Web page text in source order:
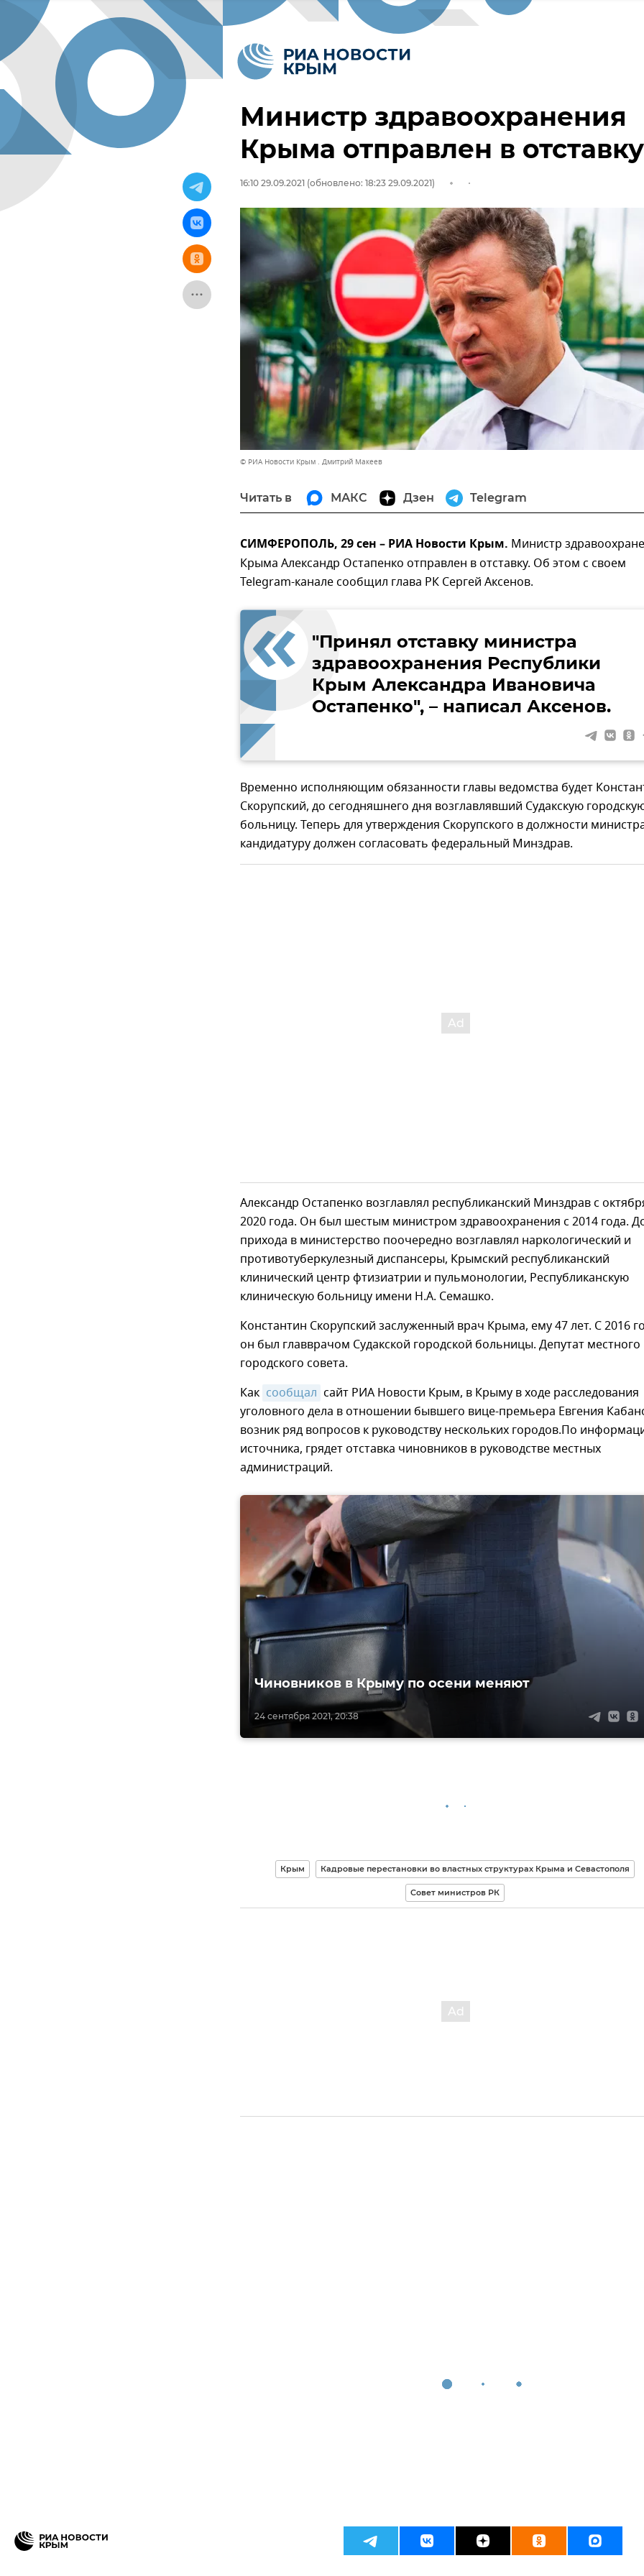
Министр здравоохранения
Крыма отправлен в отставку
16:10 29.09.2021 (обновлено: 18:23 29.09.2021)
© РИА Новости Крым . Дмитрий Макеев
Читать в МАКС Дзен Telegram
СИМФЕРОПОЛЬ, 29 сен – РИА Новости Крым. Министр
Крыма Александр Остапенко отправлен в отставку. Об этом с своем
Telegram-канале сообщил глава РК Сергей Аксенов.
"Принял отставку министра
здравоохранения Республики
Крым Александра Ивановича
Остапенко", – написал Аксенов.
Временно исполняющим обязанности главы ведомства будет
Скорупский, до сегодняшнего дня возглавлявший Судакскую
больницу. Теперь для утверждения Скорупского в должности
кандидатуру должен согласовать федеральный Минздрав.
Александр Остапенко возглавлял республиканский Минздрав с
2020 года. Он был шестым министром здравоохранения с 2014 года.
прихода в министерство поочередно возглавлял наркологический и
противотуберкулезный диспансеры, Крымский республиканский
клинический центр фтизиатрии и пульмонологии, Республиканскую
клиническую больницу имени Н.А. Семашко.
Константин Скорупский заслуженный врач Крыма, ему 47 лет. С 2016
он был главврачом Судакской городской больницы. Депутат местного
городского совета.
Как сообщал сайт РИА Новости Крым, в Крыму в ходе расследования
уголовного дела в отношении бывшего вице-премьера Евгения
возник ряд вопросов к руководству нескольких городов.По
источника, грядет отставка чиновников в руководстве местных
администраций.
24 сентября 2021, 20:38
Чиновников в Крыму по осени меняют
Крым Кадровые перестановки во властных структурах Крыма и Севастополя
Совет министров РК